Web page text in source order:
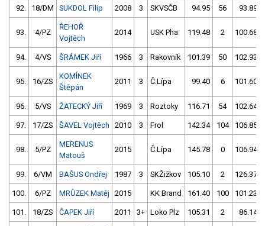
92. 18/DM SUKDOL Filip 2008 3 SKVSČB 94.95 56 93.89
93. 4/PZ
ŘEHOŘ
Vojtěch
2014 USK Pha 119.48 2 100.68
94. 4/VS ŠRÁMEK Jiří 1966 3 Rakovník 101.39 50 102.93
95. 16/ZS
KOMÍNEK
Štěpán
2011 3 Č.Lípa 99.40 6 101.60
96. 5/VS ŽATECKÝ Jiří 1969 3 Roztoky 116.71 54 102.64
97. 17/ZS ŠAVEL Vojtěch 2010 3 Frol 142.34 104 106.85
98. 5/PZ
MERENUS
Matouš
2015 Č.Lípa 145.78 0 106.94
99. 6/VM BAŠUS Ondřej 1987 3 SKŽižkov 105.10 2 126.37
100. 6/PZ MRŮZEK Matěj 2015 KK Brand 161.40 100 101.23
101. 18/ZS ČAPEK Jiří 2011 3+ Loko Plz 105.31 2 86.14